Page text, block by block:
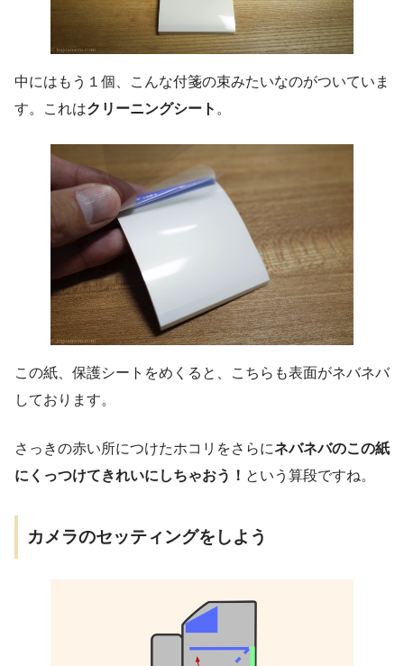
中にはもう１個、こんな付箋の束みたいなのがついていま
す。これはクリーニングシート 。
この紙、保護シートをめくると、こちらも表面がネバネバ
しております。
さっきの赤い所につけたホコリをさらにネバネバのこの紙
にくっつけてきれいにしちゃおう！ という算段ですね。
カメラのセッティングをしよう